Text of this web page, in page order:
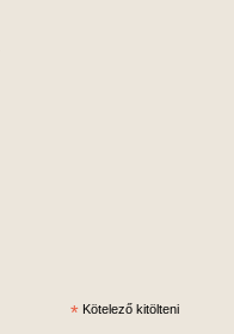
* Kötelező kitölteni